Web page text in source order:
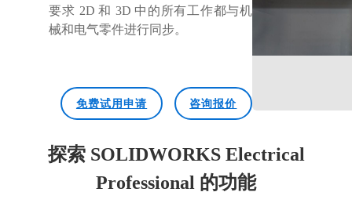
要求 2D 和 3D 中的所有工作都与机
械和电气零件进行同步。
免费试用申请 咨询报价
探索 SOLIDWORKS Electrical
Professional 的功能